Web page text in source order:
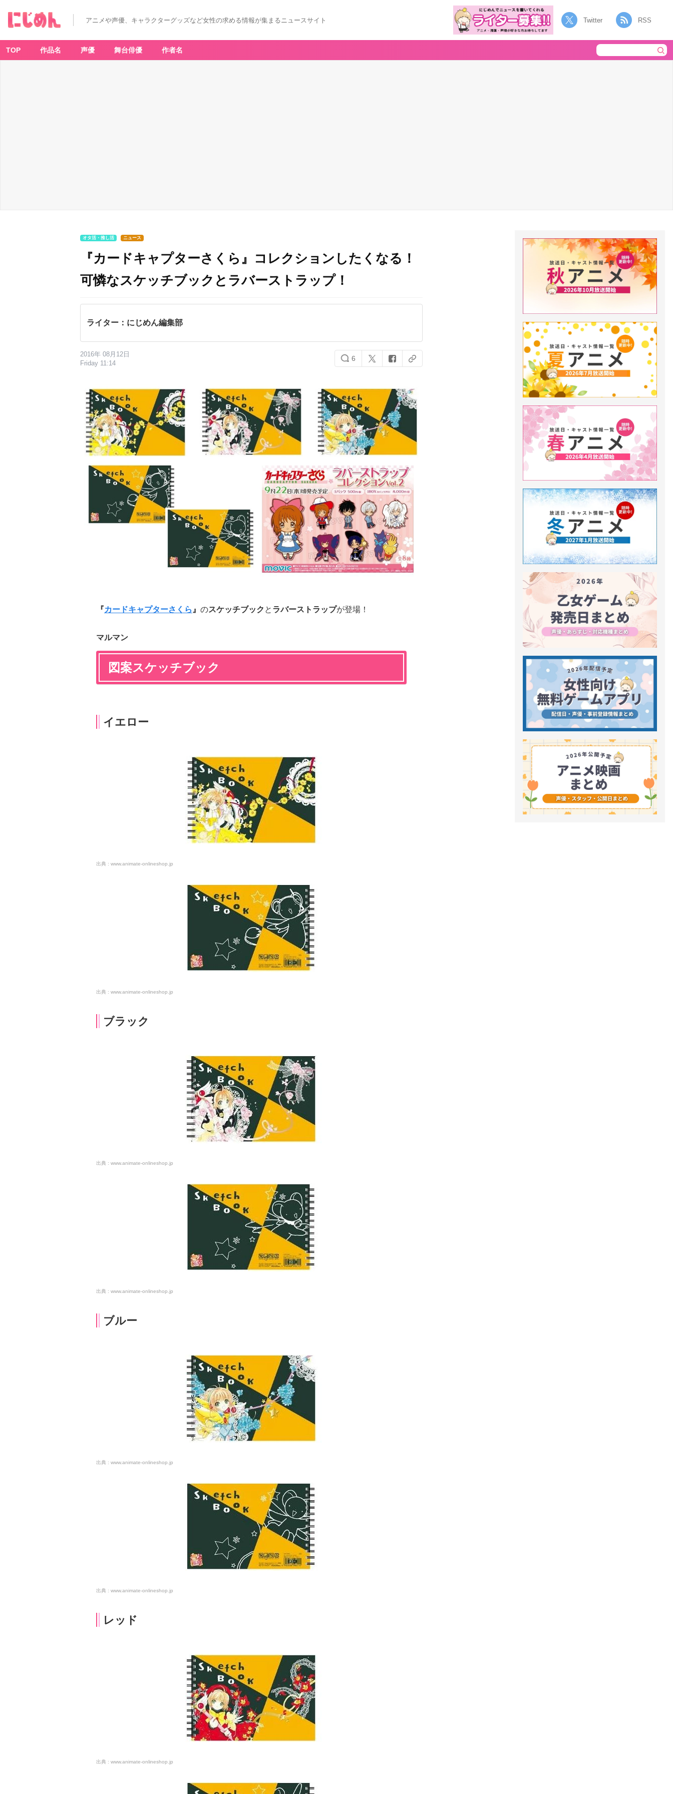
アニメや声優、キャラクターグッズなど女性の求める情報が集まるニュースサイト Twitter RSS
TOP 作品名 声優 舞台俳優 作者名
オタ活・推し活 ニュース
『カードキャプターさくら』コレクションしたくなる！
可憐なスケッチブックとラバーストラップ！
ライター：にじめん編集部
2016年 08月12日
Friday 11:14
6
『カードキャプターさくら 』 のスケッチブック と ラバーストラップが登場！
マルマン
図案スケッチブック
イエロー
www.animate-onlineshop.jp
www.animate-onlineshop.jp
ブラック
www.animate-onlineshop.jp
www.animate-onlineshop.jp
ブルー
www.animate-onlineshop.jp
www.animate-onlineshop.jp
レッド
www.animate-onlineshop.jp